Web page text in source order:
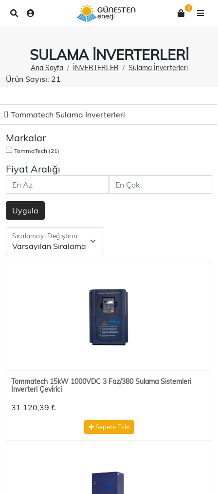
0
SULAMA İNVERTERLERI
Ana Sayfa İNVERTERLER Sulama İnverterleri
Ürün Sayısı: 21
Tommatech Sulama İnverterleri
Markalar
TommaTech (21)
Fiyat Aralığı
Uygula
Sıralamayı Değiştirin
Tommatech 15kW 1000VDC 3 Faz/380 Sulama Sistemleri
İnverteri Çevirici
31.120,39 ₺
Sepete Ekle